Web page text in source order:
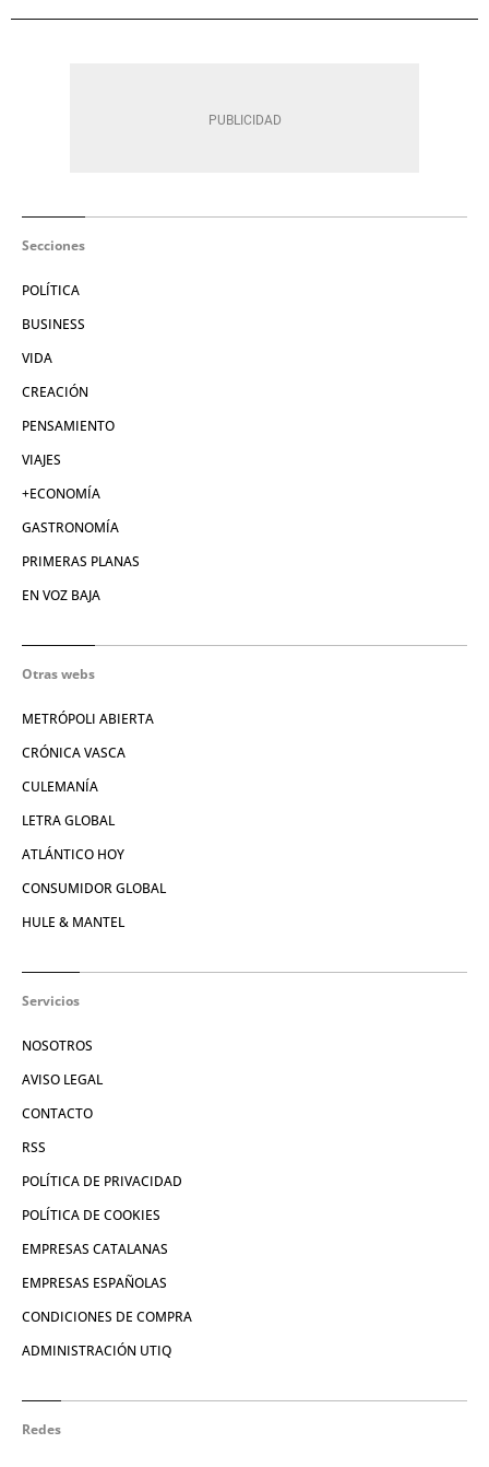
Secciones
POLÍTICA
BUSINESS
VIDA
CREACIÓN
PENSAMIENTO
VIAJES
+ECONOMÍA
GASTRONOMÍA
PRIMERAS PLANAS
EN VOZ BAJA
Otras webs
METRÓPOLI ABIERTA
CRÓNICA VASCA
CULEMANÍA
LETRA GLOBAL
ATLÁNTICO HOY
CONSUMIDOR GLOBAL
HULE & MANTEL
Servicios
NOSOTROS
AVISO LEGAL
CONTACTO
RSS
POLÍTICA DE PRIVACIDAD
POLÍTICA DE COOKIES
EMPRESAS CATALANAS
EMPRESAS ESPAÑOLAS
CONDICIONES DE COMPRA
ADMINISTRACIÓN UTIQ
Redes